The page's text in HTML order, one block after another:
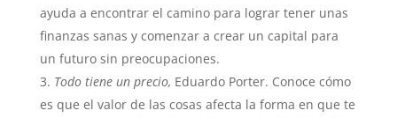
ayuda a encontrar el camino para lograr tener unas
finanzas sanas y comenzar a crear un capital para
un futuro sin preocupaciones.
Todo tiene un precio, Eduardo Porter. Conoce cómo
es que el valor de las cosas afecta la forma en que te